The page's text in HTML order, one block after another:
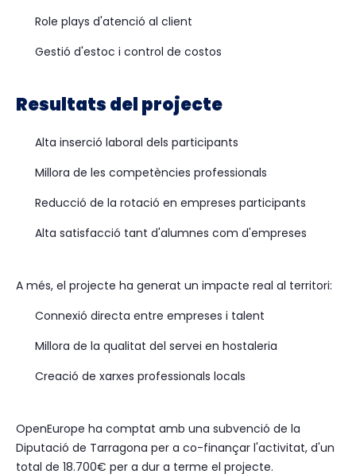
Role plays d'atenció al client
Gestió d'estoc i control de costos
Resultats del projecte
Alta inserció laboral dels participants
Millora de les competències professionals
Reducció de la rotació en empreses participants
Alta satisfacció tant d'alumnes com d'empreses
A més, el projecte ha generat un impacte real al territori:
Connexió directa entre empreses i talent
Millora de la qualitat del servei en hostaleria
Creació de xarxes professionals locals
OpenEurope ha comptat amb una subvenció de la
Diputació de Tarragona per a co-finançar l'activitat, d'un
total de 18.700€ per a dur a terme el projecte.